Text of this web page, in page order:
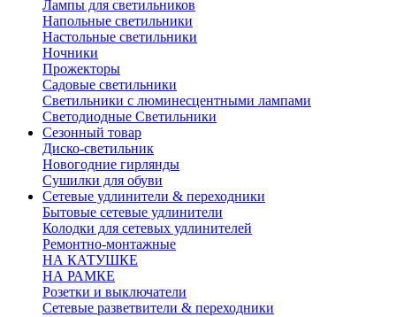
Лампы для светильников
Напольные светильники
Настольные светильники
Ночники
Прожекторы
Садовые светильники
Светильники с люминесцентными лампами
Светодиодные Светильники
Сезонный товар
Диско-светильник
Новогодние гирлянды
Сушилки для обуви
Сетевые удлинители & переходники
Бытовые сетевые удлинители
Колодки для сетевых удлинителей
Ремонтно-монтажные
НА КАТУШКЕ
НА РАМКЕ
Розетки и выключатели
Сетевые разветвители & переходники